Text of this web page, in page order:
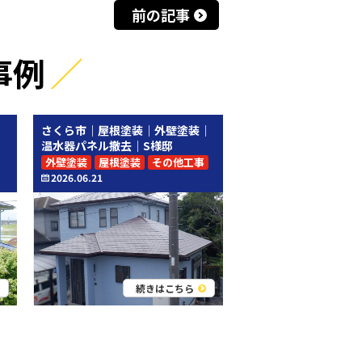
前の記事
例
さくら市｜屋根塗装｜外壁塗装｜
温水器パネル撤去｜S様邸
2026.06.21
続きはこちら
外壁塗装 屋根塗装 その他工事